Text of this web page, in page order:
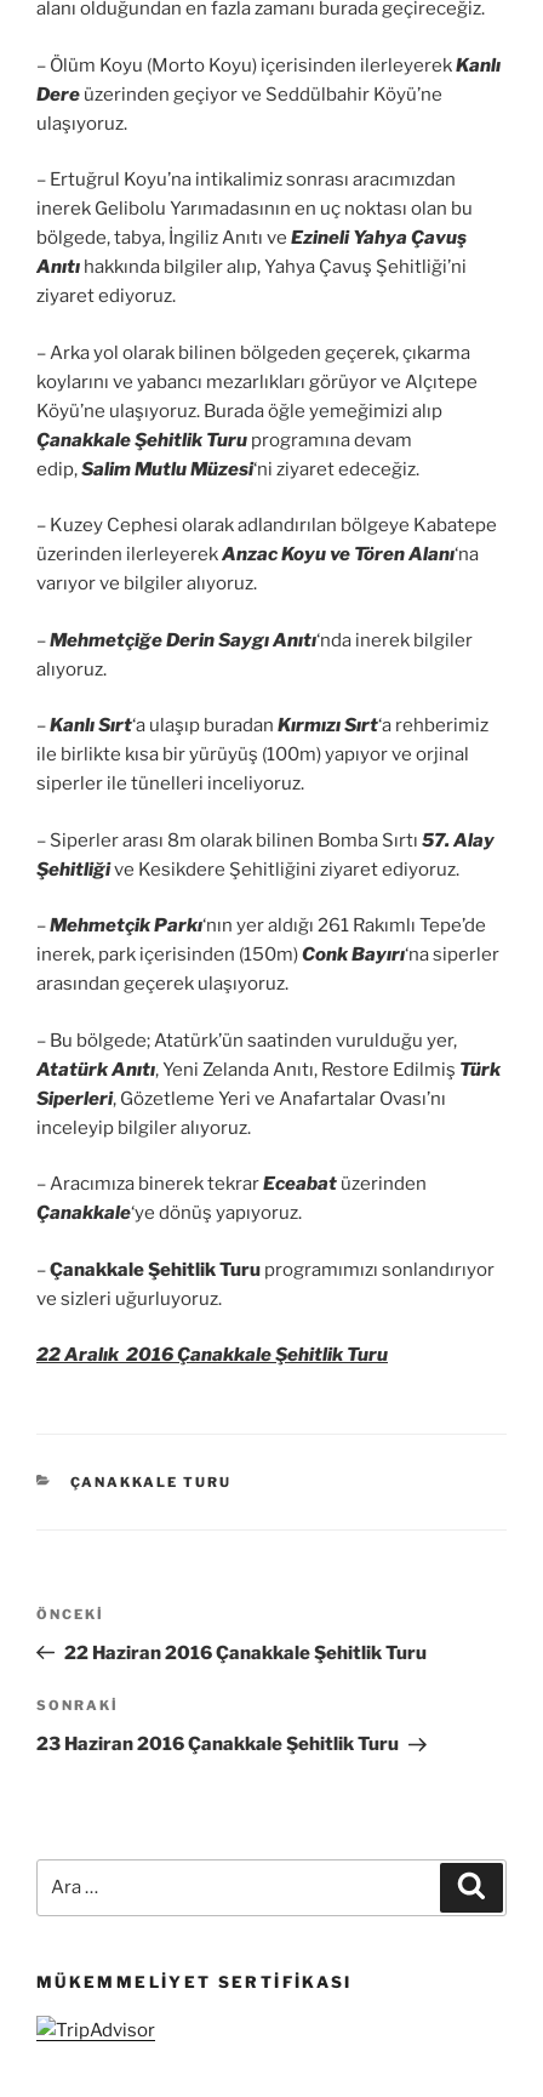
alanı olduğundan en fazla zamanı burada geçireceğiz.
– Ölüm Koyu (Morto Koyu) içerisinden ilerleyerekKanlı
Dere üzerinden geçiyor ve Seddülbahir Köyü’ne
ulaşıyoruz.
– Ertuğrul Koyu’na intikalimiz sonrası aracımızdan
inerek Gelibolu Yarımadasının en uç noktası olan bu
bölgede, tabya, İngiliz Anıtı ve Ezineli Yahya Çavuş
Anıtı hakkında bilgiler alıp, Yahya Çavuş Şehitliği’ni
ziyaret ediyoruz.
– Arka yol olarak bilinen bölgeden geçerek, çıkarma
koylarını ve yabancı mezarlıkları görüyor ve Alçıtepe
Köyü’ne ulaşıyoruz. Burada öğle yemeğimizi alıp
Çanakkale Şehitlik Turu programına devam
edip,Salim Mutlu Müzesi‘ni ziyaret edeceğiz.
– Kuzey Cephesi olarak adlandırılan bölgeye Kabatepe
üzerinden ilerleyerekAnzac Koyu ve Tören Alanı‘na
varıyor ve bilgiler alıyoruz.
–Mehmetçiğe Derin Saygı Anıtı‘nda inerek bilgiler
alıyoruz.
–Kanlı Sırt‘a ulaşıp buradan Kırmızı Sırt‘a rehberimiz
ile birlikte kısa bir yürüyüş (100m) yapıyor ve orjinal
siperler ile tünelleri inceliyoruz.
– Siperler arası 8m olarak bilinen Bomba Sırtı 57. Alay
Şehitliğive Kesikdere Şehitliğini ziyaret ediyoruz.
–Mehmetçik Parkı‘nın yer aldığı 261 Rakımlı Tepe’de
inerek, park içerisinden (150m)Conk Bayırı‘na siperler
arasından geçerek ulaşıyoruz.
– Bu bölgede; Atatürk’ün saatinden vurulduğu yer,
Atatürk Anıtı, Yeni Zelanda Anıtı, Restore Edilmiş Türk
Siperleri, Gözetleme Yeri ve Anafartalar Ovası’nı
inceleyip bilgiler alıyoruz.
– Aracımıza binerek tekrarEceabat üzerinden
Çanakkale‘ye dönüş yapıyoruz.
–Çanakkale Şehitlik Turu programımızı sonlandırıyor
ve sizleri uğurluyoruz.
22 Aralık 2016 Çanakkale Şehitlik Turu
KATEGORILER
ÇANAKKALE TURU
Yazı
Önceki
Yazı
ÖNCEKI
22 Haziran 2016 Çanakkale Şehitlik Turu
Sonraki
Yazı
SONRAKI
23 Haziran 2016 Çanakkale Şehitlik Turu
MÜKEMMELIYET SERTIFIKASI